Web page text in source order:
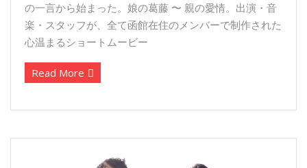
の一言から始まった。娘の葛藤 〜 親の愛情。出演・音
楽・スタッフが、全て函館在住のメンバーで制作された
心温まるショートムービ­ー
Read More